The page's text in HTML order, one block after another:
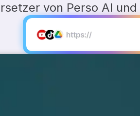
von Perso AI